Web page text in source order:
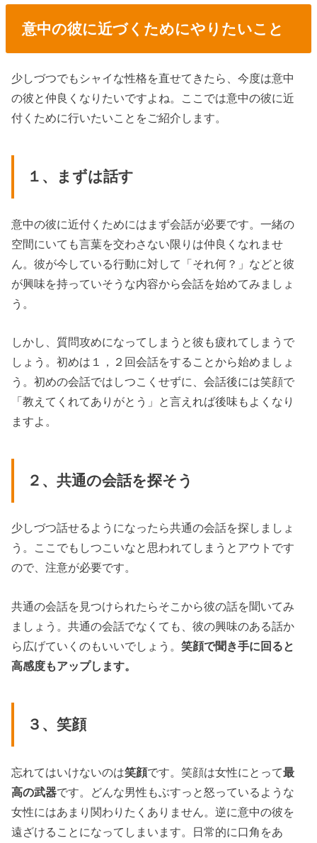
意中の彼に近づくためにやりたいこと
少しづつでもシャイな性格を直せてきたら、今度は意中
の彼と仲良くなりたいですよね。ここでは意中の彼に近
付くために行いたいことをご紹介します。
１、まずは話す
意中の彼に近付くためにはまず会話が必要です。一緒の
空間にいても言葉を交わさない限りは仲良くなれませ
ん。彼が今している行動に対して「それ何？」などと彼
が興味を持っていそうな内容から会話を始めてみましょ
う。
しかし、質問攻めになってしまうと彼も疲れてしまうで
しょう。初めは１，２回会話をすることから始めましょ
う。初めの会話ではしつこくせずに、会話後には笑顔で
「教えてくれてありがとう」と言えれば後味もよくなり
ますよ。
２、共通の会話を探そう
少しづつ話せるようになったら共通の会話を探しましょ
う。ここでもしつこいなと思われてしまうとアウトです
ので、注意が必要です。
共通の会話を見つけられたらそこから彼の話を聞いてみ
ましょう。共通の会話でなくても、彼の興味のある話か
ら広げていくのもいいでしょう。笑顔で聞き手に回ると
高感度もアップします。
３、笑顔
忘れてはいけないのは笑顔です。笑顔は女性にとって最
高の武器です。どんな男性もぶすっと怒っているような
女性にはあまり関わりたくありません。逆に意中の彼を
遠ざけることになってしまいます。日常的に口角をあ